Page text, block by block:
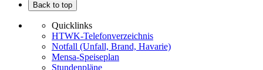
Back to top
Quicklinks
HTWK-Telefonverzeichnis
Notfall (Unfall, Brand, Havarie)
Mensa-Speiseplan
Stundenpläne